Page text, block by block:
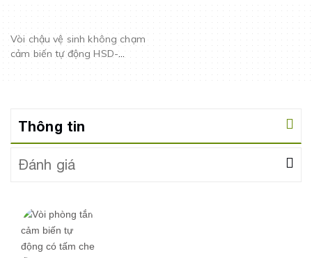
Vòi chậu vệ sinh không chạm
cảm biến tự động HSD-
C2012
Thông tin
Đánh giá